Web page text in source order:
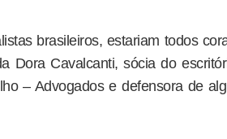
brasileiros, estariam todos
Dora Cavalcanti, sócia do
– Advogados e defensora de